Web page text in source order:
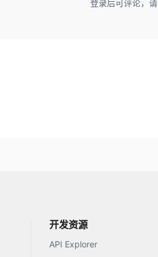
登录后可评论，请
开发资源
API Explorer